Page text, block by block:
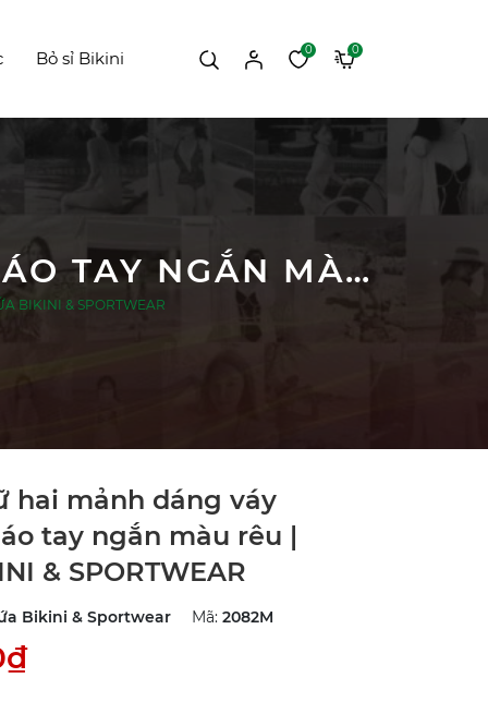
Bỏ sỉ Bikini 0 0
ĐỒ BƠI NỮ HAI MẢNH DÁNG VÁY XÒE PHỐI ÁO TAY NGẮN MÀU RÊU | DỨA BIKINI & SPORTWEAR
BIKINI & SPORTWEAR
hai mảnh dáng váy
tay ngắn màu rêu |
& SPORTWEAR
Bikini & Sportwear Mã: 2082M